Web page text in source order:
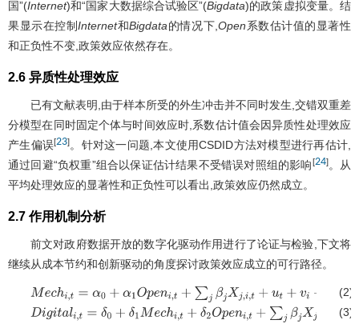
国”(Internet)和“国家大数据综合试验区”(Bigdata)的政策虚拟变量。结
果显示在控制Internet和Bigdata的情况下,Open系数估计值的显著性
和正负性不变,政策效应依然存在。
2.6 异质性处理效应
已有文献表明,由于样本所受的外生冲击并不同时发生,交错双重差
分模型在同时固定个体与时间效应时,系数估计值会因异质性处理效应
产生偏误[23]。针对这一问题,本文使用CSDID方法对模型进行再估计,
通过回避“负权重”组合以保证估计结果不受错误对照组的影响 [24]。从
平均处理效应的显著性和正负性可以看出,政策效应仍然成立。
2.7 作用机制分析
前文对政府数据开放的数字化驱动作用进行了论证与检验,下文将
继续从成本节约和创新驱动的角度探讨政策效应成立的可行路径。
Mec hi,t =α0 +α 1Openi,t+∑ jβj Xj,i,t +ut+vi+ϵi ,t
(2)
Digital ,t= δ0 +δ 1Mechi,t+δ2 Openi,t+∑jβjXj,i, t+ut+vi+ϵi, (3)